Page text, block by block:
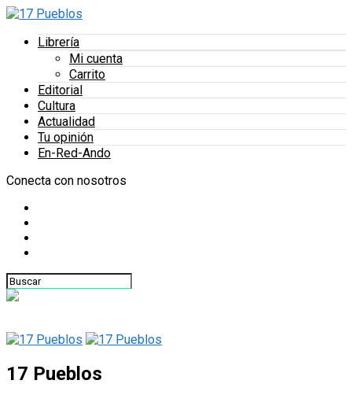
Librería
Mi cuenta
Carrito
Editorial
Cultura
Actualidad
Tu opinión
En-Red-Ando
Conecta con nosotros
17 Pueblos